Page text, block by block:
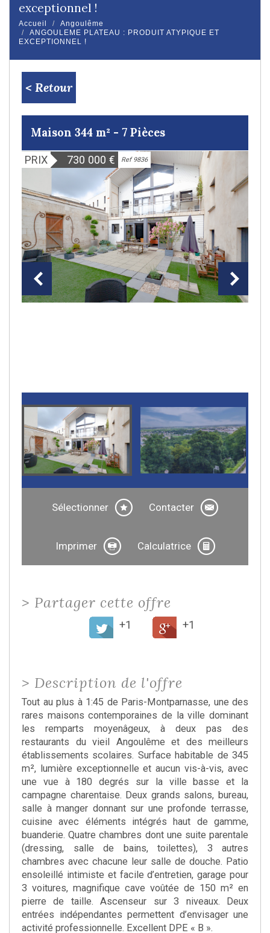
exceptionnel !
Accueil
Angoulême
ANGOULEME PLATEAU : PRODUIT ATYPIQUE ET
EXCEPTIONNEL !
< Retour
Maison 344 m² - 7 Pièces
PRIX 730 000 € Ref 9836
Sélectionner Contacter
Imprimer Calculatrice
> Partager cette offre
+1 +1
> Description de l'offre
Tout au plus à 1:45 de Paris-Montparnasse, une des
rares maisons contemporaines de la ville dominant
les remparts moyenâgeux, à deux pas des
restaurants du vieil Angoulême et des meilleurs
établissements scolaires. Surface habitable de 345
m², lumière exceptionnelle et aucun vis-à-vis, avec
une vue à 180 degrés sur la ville basse et la
campagne charentaise. Deux grands salons, bureau,
salle à manger donnant sur une profonde terrasse,
cuisine avec éléments intégrés haut de gamme,
buanderie. Quatre chambres dont une suite parentale
(dressing, salle de bains, toilettes), 3 autres
chambres avec chacune leur salle de douche. Patio
ensoleillé intimiste et facile d’entretien, garage pour
3 voitures, magnifique cave voûtée de 150 m² en
pierre de taille. Ascenseur sur 3 niveaux. Deux
entrées indépendantes permettent d’envisager une
activité professionnelle. Excellent DPE « B ».